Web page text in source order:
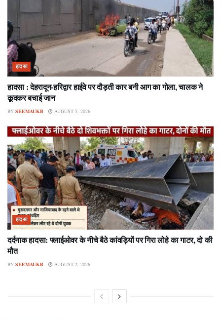
हादसा
हादसा : देहरादून-हरिद्वार हाईवे पर दौड़ती कार बनी आग का गोला, चालक ने
कूदकर बचाई जान
BY SEEMAUKB AUGUST 5, 2026
हादसा
दर्दनाक हादसा: फ्लाईओवर के नीचे बैठे कांवड़ियों पर गिरा लोहे का गाटर, दो की
मौत
BY SEEMAUKB AUGUST 2, 2026